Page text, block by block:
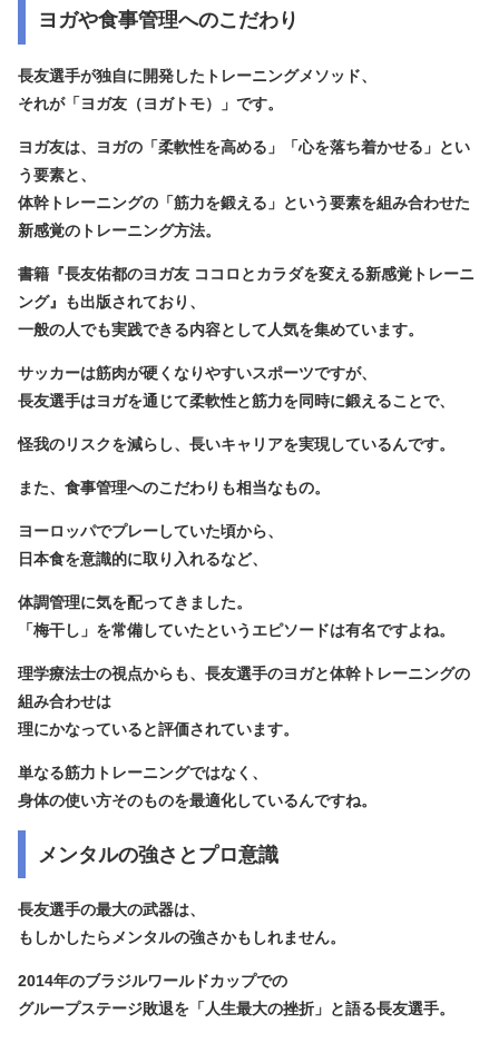
ヨガや食事管理へのこだわり
長友選手が独自に開発したトレーニングメソッド、
それが「ヨガ友（ヨガトモ）」 です。
ヨガ友は、ヨガの「柔軟性を高める」「心を落ち着かせる」とい
う要素と、
体幹トレーニングの「筋力を鍛える」という要素を組み合わせた
新感覚のトレーニング方法。
書籍『長友佑都のヨガ友 ココロとカラダを変える新感覚トレーニ
ング』も出版されており、
一般の人でも実践できる内容として人気を集めています。
サッカーは筋肉が硬くなりやすいスポーツですが、
長友選手はヨガを通じて柔軟性と筋力を同時に鍛えることで、
怪我のリスクを減らし、長いキャリアを実現しているんです。
また、 食事管理へのこだわりも相当なもの。
ヨーロッパでプレーしていた頃から、
日本食を意識的に取り入れるなど、
体調管理に気を配ってきました。
「梅干し」を常備していたというエピソードは有名ですよね。
理学療法士の視点からも、長友選手のヨガと体幹トレーニングの
組み合わせは
理にかなっていると評価されています。
単なる筋力トレーニングではなく、
身体の使い方そのものを最適化しているんですね。
メンタルの強さとプロ意識
長友選手の最大の武器は、
もしかしたらメンタルの強さかもしれません。
2014年のブラジルワールドカップでの
グループステージ敗退を「人生最大の挫折」と語る長友選手。